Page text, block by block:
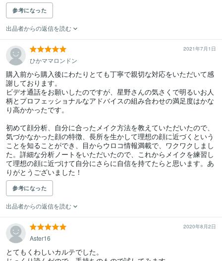
参考になった
出品者からの返信を読む
2021年7月1日
ひかママロンドン
購入前から購入後にわたりとても丁寧で親切な対応をいただいて感
謝しております。
ビデオ通話をお願いしたのですが、星野さんの気さくで明るいお人
柄とプロフェッショナルなアドバイスの組み合わせの満足度はかな
り高かかったです。
初めて顔分析、自分に合ったメイク方法を教えていただいたので、
気づかなかった顔の特徴、長所を生かして理想の顔に近づくという
ことを知ることができ、目からウロコ情報満載で、ワクワクしまし
た。詳細な分析ノートをいただいたので、これからメイクを練習し
て理想の顔に近づけて自分にさらに自信を持てたらと思います。あ
参考になった
出品者からの返信を読む
2020年8月2日
Aster16
とてもくわしいカルテでした。